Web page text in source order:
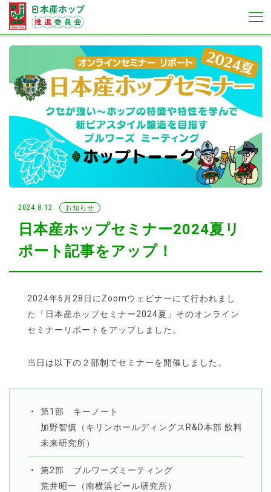
2024.8.12 お知らせ
日本産ホップセミナー2024夏リ
ポート記事をアップ！
2024年6月28日にZoomウェビナーにて行われまし
た「日本産ホップセミナー2024夏」そのオンライン
セミナーリポートをアップしました。
当日は以下の２部制でセミナーを開催しました。
第1部 キーノート
加野智慎（キリンホールディングスR&D本部 飲料
未来研究所）
第2部 ブルワーズミーティング
荒井昭一（南横浜ビール研究所）